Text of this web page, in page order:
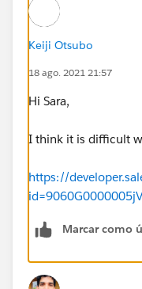
Keiji Otsubo
18 ago. 2021 21:57
Hi Sara,
I think it is difficult
https://
Marcar como